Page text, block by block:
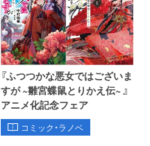
『ふつつかな悪女ではございま
すが ~雛宮蝶鼠とりかえ伝~ 』
アニメ化記念フェア
コミック・ラノベ